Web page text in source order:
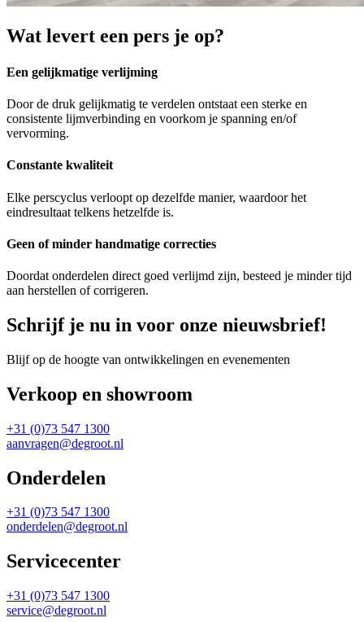
Wat levert een pers je op?
Een gelijkmatige verlijming
Door de druk gelijkmatig te verdelen ontstaat een sterke en
consistente lijmverbinding en voorkom je spanning en/of
vervorming.
Constante kwaliteit
Elke perscyclus verloopt op dezelfde manier, waardoor het
eindresultaat telkens hetzelfde is.
Geen of minder handmatige correcties
Doordat onderdelen direct goed verlijmd zijn, besteed je minder tijd
aan herstellen of corrigeren.
Schrijf je nu in voor onze nieuwsbrief!
Blijf op de hoogte van ontwikkelingen en evenementen
Verkoop en showroom
+31 (0)73 547 1300
aanvragen@degroot.nl
Onderdelen
+31 (0)73 547 1300
onderdelen@degroot.nl
Servicecenter
+31 (0)73 547 1300
service@degroot.nl